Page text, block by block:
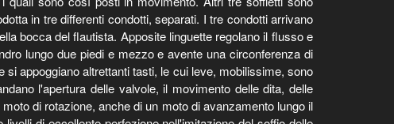
in tre differenti condotti, separati. I tre condotti arrivano
bocca del flautista. Apposite linguette regolano il flusso e
lungo due piedi e mezzo e avente una circonferenza di
appoggiano altrettanti tasti, le cui leve, mobilissime, sono
l'apertura delle valvole, il movimento delle dita, delle
di rotazione, anche di un moto di avanzamento lungo il